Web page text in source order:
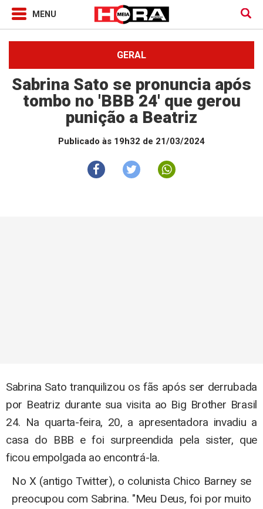
GERAL
Sabrina Sato se pronuncia após
tombo no 'BBB 24' que gerou
punição a Beatriz
Publicado às 19h32 de 21/03/2024
Sabrina Sato tranquilizou os fãs após ser derrubada
por Beatriz durante sua visita ao Big Brother Brasil
24. Na quarta-feira, 20, a apresentadora invadiu a
casa do BBB e foi surpreendida pela sister, que
ficou empolgada ao encontrá-la.
No X (antigo Twitter), o colunista Chico Barney se
preocupou com Sabrina. "Meu Deus, foi por muito